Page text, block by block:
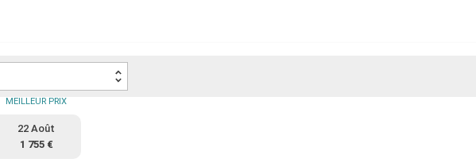
MEILLEUR PRIX
22 Août
1 755 €